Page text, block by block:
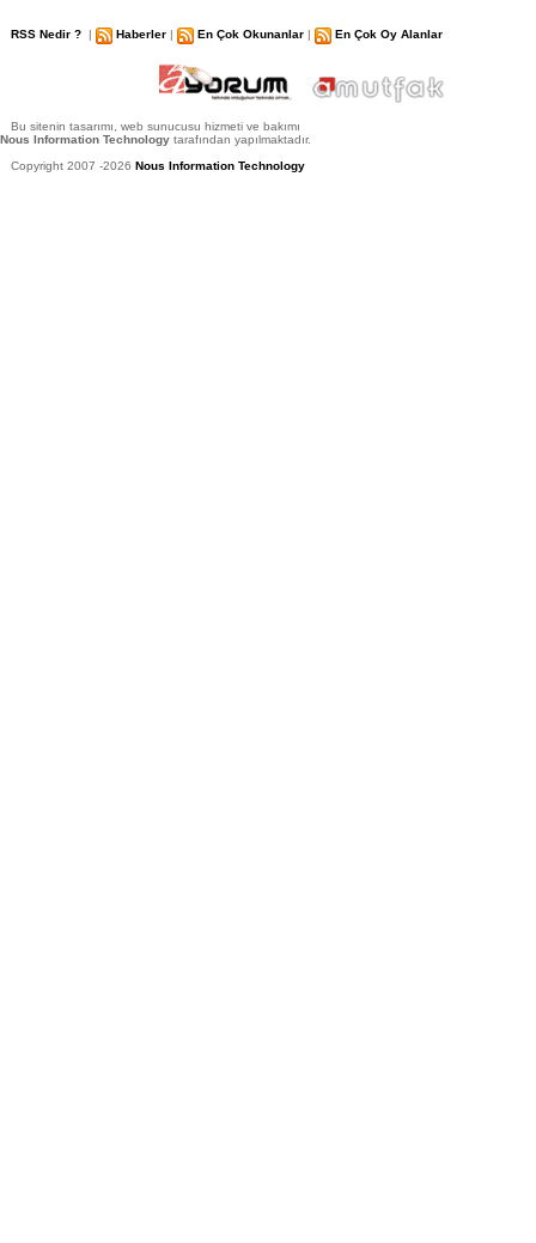
RSS Nedir ? | Haberler | En Çok Okunanlar | En Çok Oy Alanlar
Bu sitenin tasarımı, web sunucusu hizmeti ve bakımı
Nous Information Technology tarafından yapılmaktadır.
Copyright 2007 -2026 Nous Information Technology